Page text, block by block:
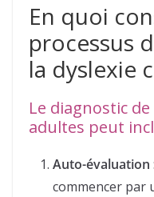
En quoi
processus
la dyslexie
Le diagnostic
adultes peut
Auto-évaluation
commencer par